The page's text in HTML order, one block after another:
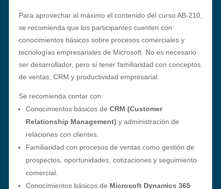
Para aprovechar al máximo el contenido del curso AB-210,
se recomienda que los participantes cuenten con
conocimientos básicos sobre procesos comerciales y
tecnologías empresariales de Microsoft. No es necesario
ser desarrollador, pero sí tener familiaridad con conceptos
de ventas, CRM y productividad empresarial.
Se recomienda contar con:
Conocimientos básicos de CRM (Customer
Relationship Management) y administración de
relaciones con clientes.
Familiaridad con procesos de ventas como gestión de
prospectos, oportunidades, cotizaciones y seguimiento
comercial.
Conocimientos básicos de Microsoft Dynamics 365